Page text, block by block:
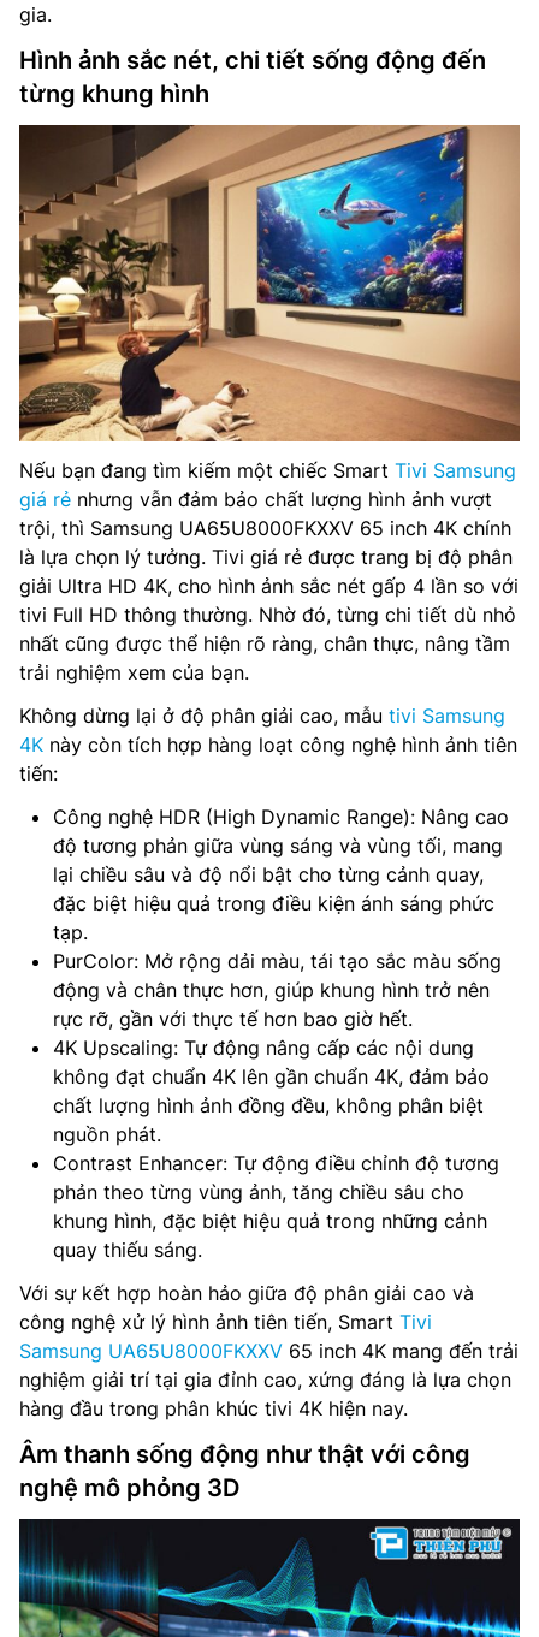
gia.
Hình ảnh sắc nét, chi tiết sống động đến
từng khung hình
Nếu bạn đang tìm kiếm một chiếc Smart Tivi Samsung
giá rẻ nhưng vẫn đảm bảo chất lượng hình ảnh vượt
trội, thì Samsung UA65U8000FKXXV 65 inch 4K chính
là lựa chọn lý tưởng. Tivi giá rẻ được trang bị độ phân
giải Ultra HD 4K, cho hình ảnh sắc nét gấp 4 lần so với
tivi Full HD thông thường. Nhờ đó, từng chi tiết dù nhỏ
nhất cũng được thể hiện rõ ràng, chân thực, nâng tầm
trải nghiệm xem của bạn.
Không dừng lại ở độ phân giải cao, mẫu tivi Samsung
4K này còn tích hợp hàng loạt công nghệ hình ảnh tiên
tiến:
Công nghệ HDR (High Dynamic Range): Nâng cao
độ tương phản giữa vùng sáng và vùng tối, mang
lại chiều sâu và độ nổi bật cho từng cảnh quay,
đặc biệt hiệu quả trong điều kiện ánh sáng phức
tạp.
PurColor: Mở rộng dải màu, tái tạo sắc màu sống
động và chân thực hơn, giúp khung hình trở nên
rực rỡ, gần với thực tế hơn bao giờ hết.
4K Upscaling: Tự động nâng cấp các nội dung
không đạt chuẩn 4K lên gần chuẩn 4K, đảm bảo
chất lượng hình ảnh đồng đều, không phân biệt
nguồn phát.
Contrast Enhancer: Tự động điều chỉnh độ tương
phản theo từng vùng ảnh, tăng chiều sâu cho
khung hình, đặc biệt hiệu quả trong những cảnh
quay thiếu sáng.
Với sự kết hợp hoàn hảo giữa độ phân giải cao và
công nghệ xử lý hình ảnh tiên tiến, Smart Tivi
Samsung UA65U8000FKXXV 65 inch 4K mang đến trải
nghiệm giải trí tại gia đỉnh cao, xứng đáng là lựa chọn
hàng đầu trong phân khúc tivi 4K hiện nay.
Âm thanh sống động như thật với công
nghệ mô phỏng 3D